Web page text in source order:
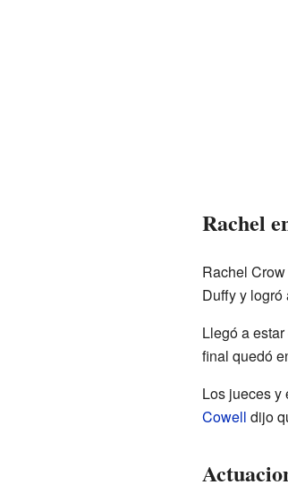
Rachel
Rachel
Duffy y logró
Llegó a
final quedó
Los jueces y
Cowell dijo